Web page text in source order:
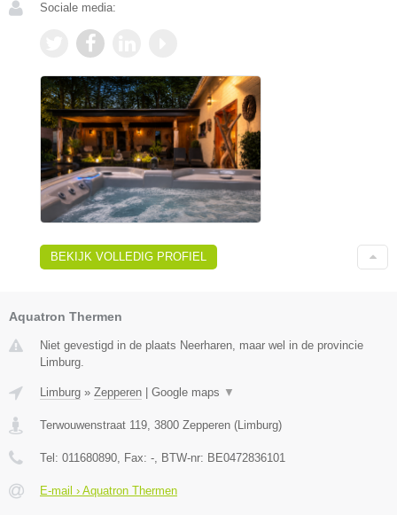
Sociale media:
BEKIJK VOLLEDIG PROFIEL
Aquatron Thermen
Niet gevestigd in de plaats Neerharen, maar wel in de provincie
Limburg.
Limburg » Zepperen | Google maps ▼
Terwouwenstraat 119 3800 Zepperen (Limburg)
Tel: 011680890 , Fax: - , BTW-nr: BE0472836101
E-mail › Aquatron Thermen